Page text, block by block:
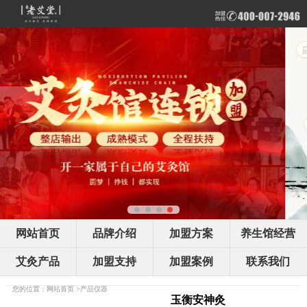
网站首页 品牌介绍 加盟方案 养生馆经营
艾灸产品 加盟支持 加盟案例 联系我们
您的位置： 网站首页>产品仪器
玉衡安神灸